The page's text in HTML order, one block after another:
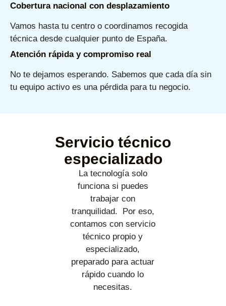
Cobertura nacional con desplazamiento
Vamos hasta tu centro o coordinamos recogida
técnica desde cualquier punto de España.
Atención rápida y compromiso real
No te dejamos esperando. Sabemos que cada día sin
tu equipo activo es una pérdida para tu negocio.
Servicio técnico
especializado
La tecnología solo
funciona si puedes
trabajar con
tranquilidad. Por eso,
contamos con servicio
técnico propio y
especializado,
preparado para actuar
rápido cuando lo
necesitas.